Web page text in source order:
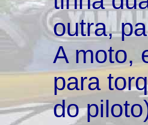
outra,
A moto,
para
do